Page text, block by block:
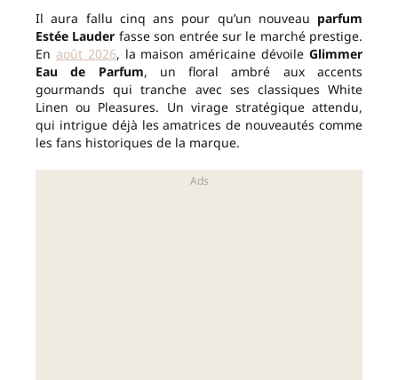
Il aura fallu cinq ans pour qu’un nouveau parfum
Estée Lauder fasse son entrée sur le marché prestige.
En août 2026, la maison américaine dévoileGlimmer
Eau de Parfum, un floral ambré aux accents
gourmands qui tranche avec ses classiques White
Linen ou Pleasures. Un virage stratégique attendu,
qui intrigue déjà les amatrices de nouveautés comme
les fans historiques de la marque.